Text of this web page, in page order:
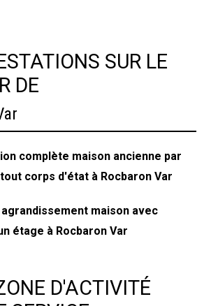
SUR LE
DE
complète maison ancienne par
corps d'état à Rocbaron Var
maison avec
étage à Rocbaron Var
D'ACTIVITÉ